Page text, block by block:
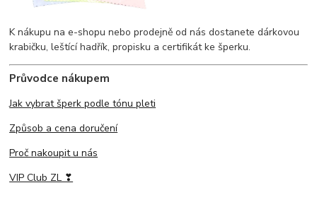
K nákupu na e-shopu nebo prodejně od nás dostanete dárkovou
krabičku, leštící hadřík, propisku a certifikát ke šperku.
Průvodce nákupem
Jak vybrat šperk podle tónu pleti
Způsob a cena doručení
Proč nakoupit u nás
VIP Club ZL ❣